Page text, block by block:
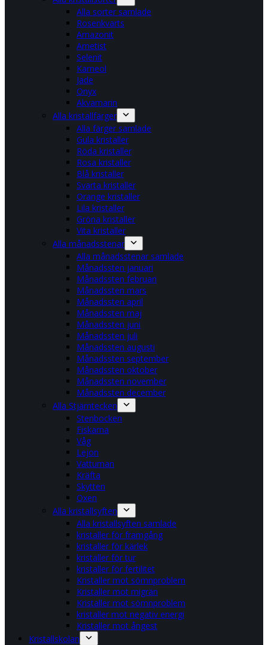
Alla sorter samlade
Rosenkvarts
Amazonit
Ametist
Selenit
Karneol
Jade
Onyx
Akvamarin
Alla kristallfärger
Alla färger samlade
Gula kristaller
Röda kristaller
Rosa kristaller
Blå kristaller
Svarta kristaller
Orange kristaller
Lila kristaller
Gröna kristaller
Vita kristaller
Alla månadsstenar
Alla månadsstenar samlade
Månadssten januari
Månadssten februari
Månadssten mars
Månadssten april
Månadssten maj
Månadssten juni
Månadssten juli
Månadssten augusti
Månadssten september
Månadssten oktober
Månadssten november
Månadssten december
Alla Stjärntecken
Stenbocken
Fiskarna
Våg
Lejon
Vattuman
Kräfta
Skytten
Oxen
Alla kristallsyften
Alla kristallsyften samlade
kristaller för framgång
kristaller för kärlek
kristaller för tur
kristaller för fertilitet
Kristaller mot sömnproblem
Kristaller mot migrän
Kristaller mot sömnproblem
kristaller mot negativ energi
Kristaller mot ångest
Kristallskolan